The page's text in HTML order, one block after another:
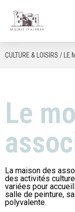
CULTURE & LOISIRS / LE
Le
La maison des
des activités
variées pour
salle de peinture,
polyvalente.